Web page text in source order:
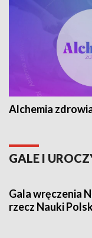
Alchemia
GALE I
Gala wręczenia
rzecz Nauki